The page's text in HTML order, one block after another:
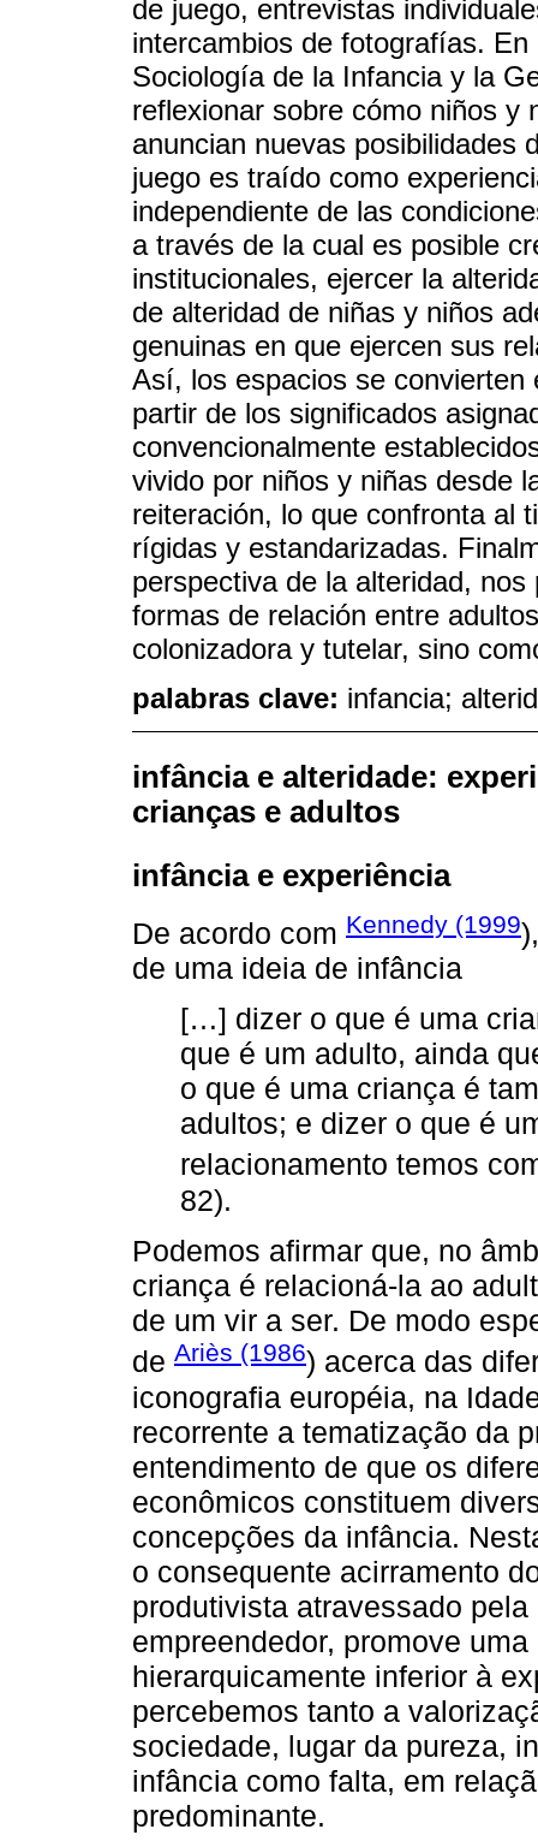
de juego, entrevistas
intercambios de fotografías.
Sociología de la Infancia y la
reflexionar sobre cómo niños y
anuncian nuevas posibilidades
juego es traído como
independiente de las
a través de la cual es posible
institucionales, ejercer la
de alteridad de niñas y niños
genuinas en que ejercen sus
Así, los espacios se
partir de los significados
convencionalmente
vivido por niños y niñas desde
reiteración, lo que confronta al
rígidas y estandarizadas.
perspectiva de la alteridad,
formas de relación entre
colonizadora y tutelar, sino
palabras clave: infancia;
infância e alteridade:
crianças e adultos
infância e experiência
De acordo com Kennedy (1999
de uma ideia de infância
[…] dizer o que é uma
que é um adulto, ainda
o que é uma criança é
adultos; e dizer o que é
relacionamento temos
82).
Podemos afirmar que, no
criança é relacioná-la ao
de um vir a ser. De modo
de Ariès (1986) acerca das
iconografia européia, na
recorrente a tematização da
entendimento de que os
econômicos constituem
concepções da infância.
o consequente acirramento
produtivista atravessado
empreendedor, promove
hierarquicamente inferior à
percebemos tanto a
sociedade, lugar da pureza,
infância como falta, em
predominante.